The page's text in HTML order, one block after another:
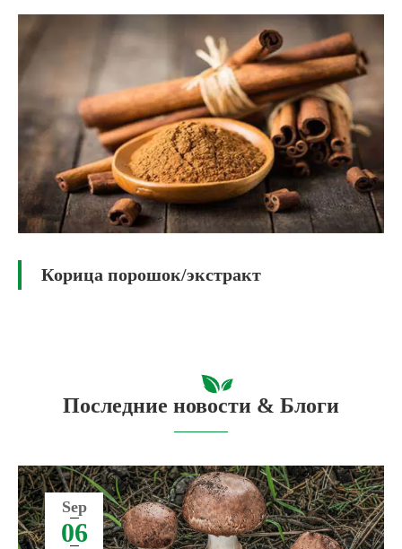
Корица порошок/экстракт
Последние новости & Блоги
Sep
06